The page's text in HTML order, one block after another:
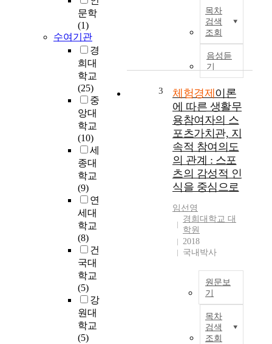
문학
(1)
수여기관
경
희대
학교
(25)
중
앙대
학교
(10)
세
종대
학교
(9)
연
세대
학교
(8)
건
국대
학교
(5)
강
원대
학교
(5)
있
목차
검색
조회
음성듣
기
3 체험경제 이론
에 따른 생활무
용참여자의 스
포츠가치관, 지
속적 참여의도
의 관계 : 스포
츠의 감성적 인
식을 중심으로
임선영
경희대학교 대
학원
2018
국내박사
원문보
기
목차
검색
조회